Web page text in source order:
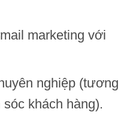
marketing với
nghiệp (tương
khách hàng).